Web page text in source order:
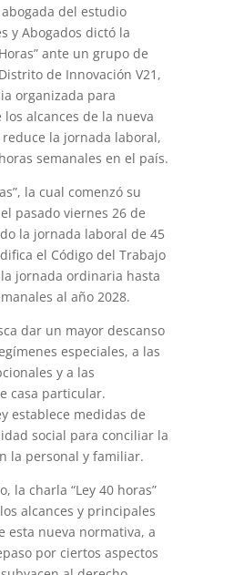
del estudio
y Abogados dictó la
ante un grupo de
de Innovación V21,
organizada para
alcances de la nueva
la jornada laboral,
semanales en el país.
la cual comenzó su
pasado viernes 26 de
la jornada laboral de 45
el Código del Trabajo
jornada ordinaria hasta
al año 2028.
dar un mayor descanso
especiales, a las
y a las
casa particular.
establece medidas de
social para conciliar la
la personal y familiar.
la charla “Ley 40 horas”
alcances y principales
esta nueva normativa, a
por ciertos aspectos